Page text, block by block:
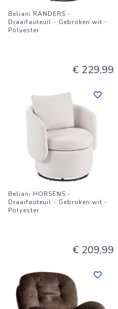
Beliani RANDERS -
Draaifauteuil - Gebroken wit -
Polyester
€ 229,99
Beliani HORSENS -
Draaifauteuil - Gebroken wit -
Polyester
€ 209,99